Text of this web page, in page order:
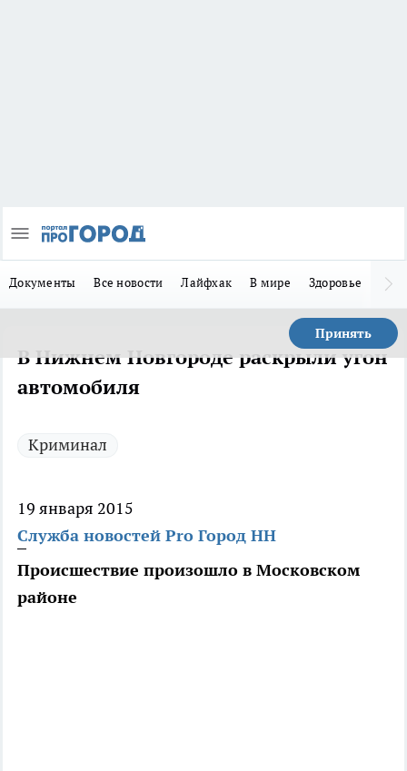
Документы Все новости Лайфхак В мире Здоровье
Принять
В Нижнем Новгороде раскрыли угон
автомобиля
Криминал
19 января 2015
Служба новостей Pro Город НН
Происшествие произошло в Московском
районе